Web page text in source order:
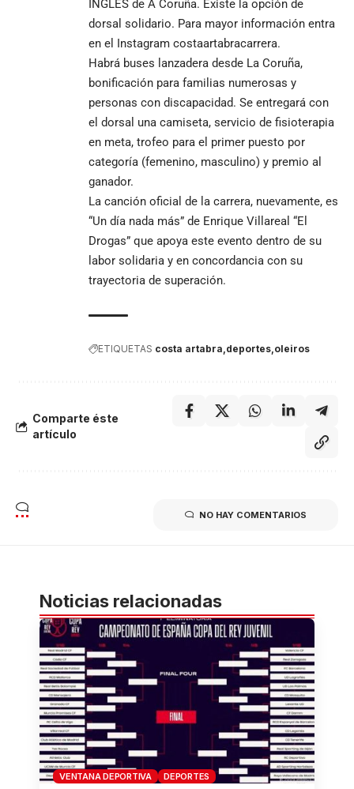
INGLÉS de A Coruña. Existe la opción de
dorsal solidario. Para mayor información entra
en el Instagram costaartabracarrera.
Habrá buses lanzadera desde La Coruña,
bonificación para familias numerosas y
personas con discapacidad. Se entregará con
el dorsal una camiseta, servicio de fisioterapia
en meta, trofeo para el primer puesto por
categoría (femenino, masculino) y premio al
ganador.
La canción oficial de la carrera, nuevamente, es
“Un día nada más” de Enrique Villareal “El
Drogas” que apoya este evento dentro de su
labor solidaria y en concordancia con su
trayectoria de superación.
ETIQUETAS costa artabra deportes oleiros
Comparte éste
artículo
NO HAY COMENTARIOS
Noticias relacionadas
VENTANA DEPORTIVA DEPORTES